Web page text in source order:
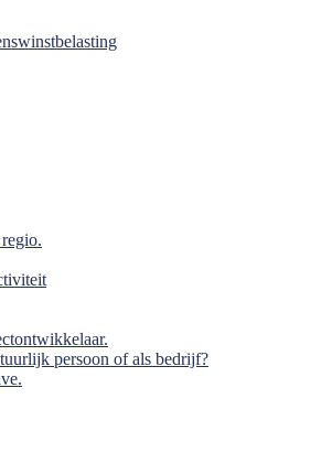
persoon of als bedrijf?